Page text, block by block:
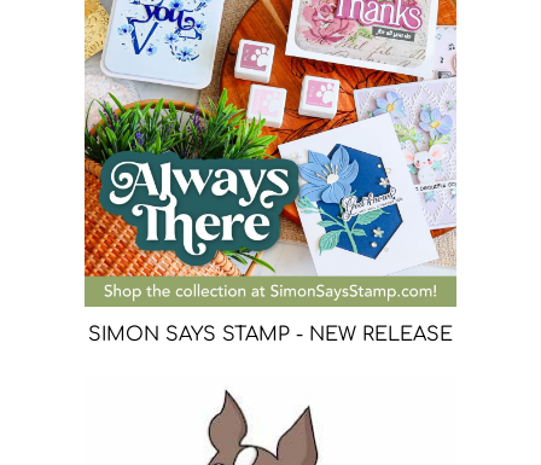
SIMON SAYS STAMP - NEW RELEASE